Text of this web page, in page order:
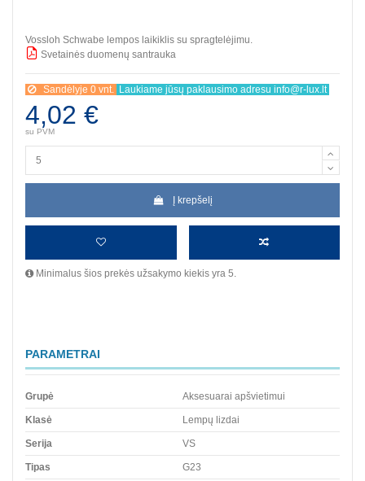
Vossloh Schwabe lempos laikiklis su spragtelėjimu.
Svetainės duomenų santrauka
Sandėlyje 0 vnt. Laukiame jūsų paklausimo adresu info@r-lux.lt
4,02 €
su PVM
Į krepšelį
Minimalus šios prekės užsakymo kiekis yra 5.
PARAMETRAI
Grupė Aksesuarai apšvietimui
Klasė Lempų lizdai
Serija VS
Tipas G23